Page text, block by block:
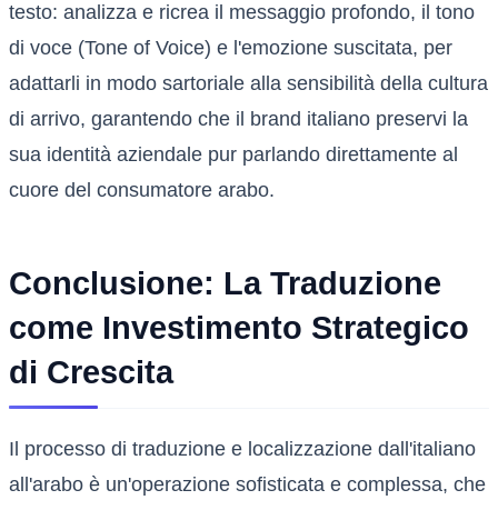
testo: analizza e ricrea il messaggio profondo, il tono
di voce (Tone of Voice) e l'emozione suscitata, per
adattarli in modo sartoriale alla sensibilità della cultura
di arrivo, garantendo che il brand italiano preservi la
sua identità aziendale pur parlando direttamente al
cuore del consumatore arabo.
Conclusione: La Traduzione
come Investimento Strategico
di Crescita
Il processo di traduzione e localizzazione dall'italiano
all'arabo è un'operazione sofisticata e complessa, che